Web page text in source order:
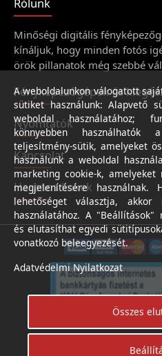
Minőségi digitális
kínáljuk, hogy minden fotós
örök pillanatok még szebbé
Fényképezőgépek és
Nyomtatók
Kapcsolat
Hasznos linkek
A weboldalunkon válogatott
sütiket használunk: Alapvető
weboldal használatához;
könnyebben használhatók
teljesítmény-sütik, amelyeket
használunk a weboldal
marketing cookie-k,
megjelenítésére használnak.
lehetőséget választja,
használatához. A
és elutasíthat egyedi
vonatkozó beleegyezését.
Adatvédelmi Nyilatkozat
Összes